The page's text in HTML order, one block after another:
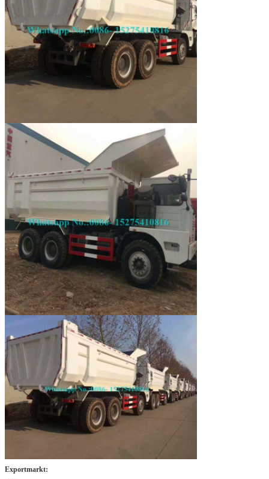
Exportmarkt: